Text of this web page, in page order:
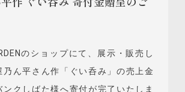
のショップにて、展示・販売し
乃ん平さん作「ぐい呑み」の売上金
ンクしばた様へ寄付が完了いたしま